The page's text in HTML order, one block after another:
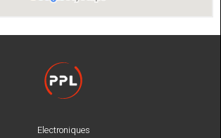
Electroniques